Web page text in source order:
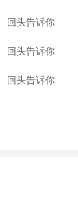
回头告诉你
回头告诉你
回头告诉你